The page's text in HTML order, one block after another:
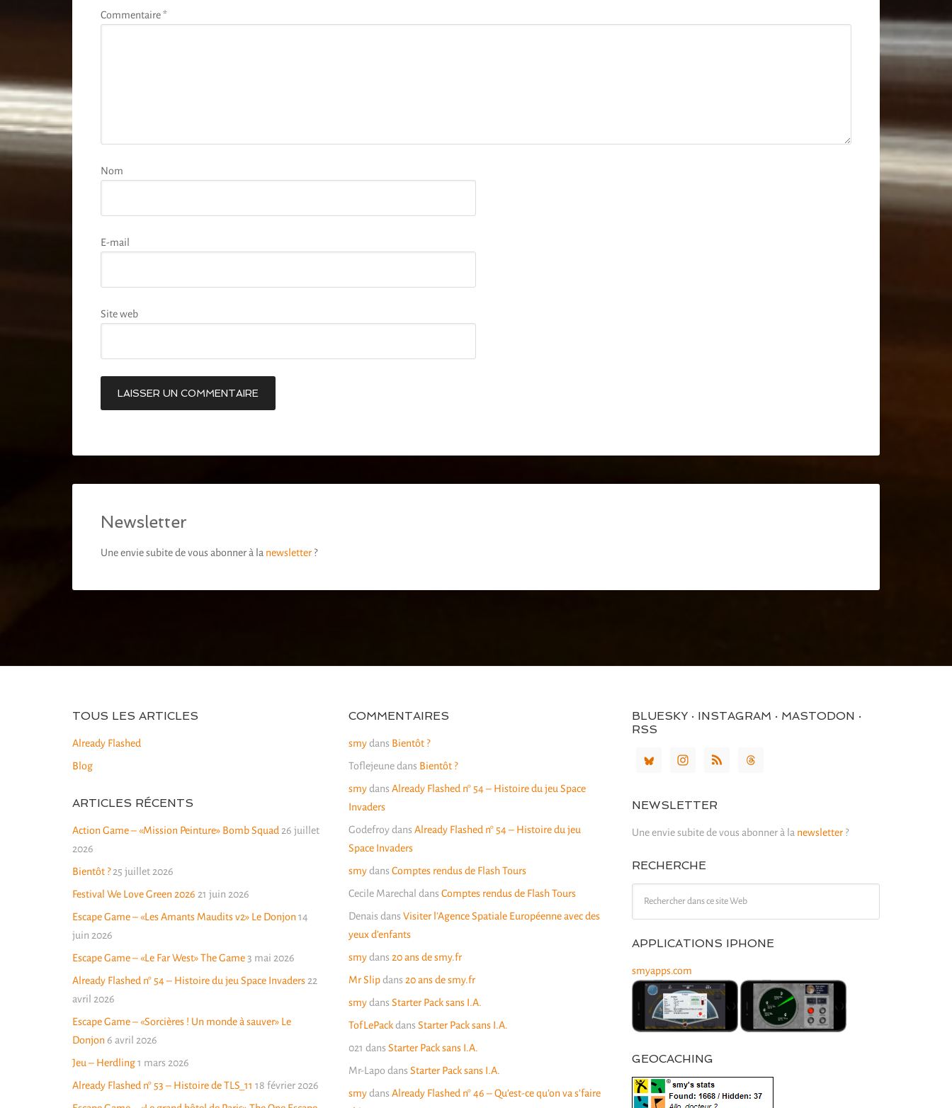
Commentaire*
Nom
E-mail
Site web
Newsletter
Une envie subite de vous abonner à la newsletter ?
TOUS LES ARTICLES
Already Flashed
Blog
ARTICLES RÉCENTS
Action Game – «Mission Peinture» Bomb Squad26 juillet
2026
Bientôt ?25 juillet 2026
Festival We Love Green 2026 21 juin 2026
Escape Game – «Les Amants Maudits v2» Le Donjon14
juin 2026
Escape Game – «Le Far West» The Game3 mai 2026
Already Flashed n° 54 – Histoire du jeu Space Invaders22
avril 2026
Escape Game – «Sorcières ! Un monde à sauver» Le
Donjon6 avril 2026
Jeu – Herdling1 mars 2026
Already Flashed n° 53 – Histoire de TLS_11 18 février 2026
COMMENTAIRES
smydans Bientôt ?
Toflejeunedans Bientôt ?
smydans Already Flashed n° 54 – Histoire du jeu Space
Invaders
Godefroydans Already Flashed n° 54 – Histoire du jeu
Space Invaders
smydans Comptes rendus de Flash Tours
Cecile Marechal dans Comptes rendus de Flash Tours
Denais dans Visiter l’Agence Spatiale Européenne avec des
yeux d’enfants
smydans 20 ans de smy.fr
Mr Slipdans 20 ans de smy.fr
smydans Starter Pack sans I.A.
TofLePackdans Starter Pack sans I.A.
021 dans Starter Pack sans I.A.
Mr-Lapo dans Starter Pack sans I.A.
smydans Already Flashed n° 46 – Qu’est-ce qu’on va s’faire
BLUESKY · INSTAGRAM · MASTODON ·
RSS
NEWSLETTER
Une envie subite de vous abonner à la newsletter ?
RECHERCHE
APPLICATIONS IPHONE
smyapps.com
GEOCACHING